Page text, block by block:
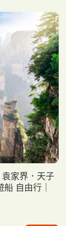
家界．天子
自由行｜